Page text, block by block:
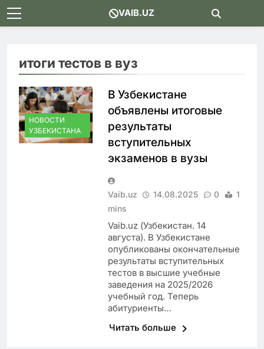
Skip
to
VAIB.UZ
итоги тестов в вуз
НОВОСТИ
УЗБЕКИСТАНА
В Узбекистане
объявлены итоговые
результаты
вступительных
экзаменов в вузы
Vaib.uz 14.08.2025 0
1
mins
Vaib.uz (Узбекистан. 14
августа). В Узбекистане
опубликованы окончательные
результаты вступительных
тестов в высшие учебные
заведения на 2025/2026
учебный год. Теперь
абитуриенты…
Читать больше